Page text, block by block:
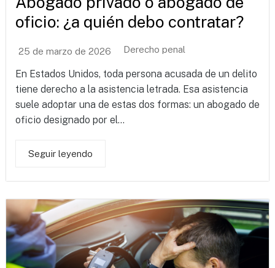
oficio: ¿a quién debo contratar?
25 de marzo de 2026 Derecho penal
En Estados Unidos, toda persona acusada de un delito
tiene derecho a la asistencia letrada. Esa asistencia
suele adoptar una de estas dos formas: un abogado de
oficio designado por el...
Seguir leyendo